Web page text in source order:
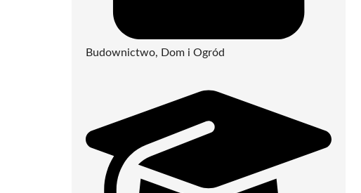
Budownictwo, Dom i Ogród